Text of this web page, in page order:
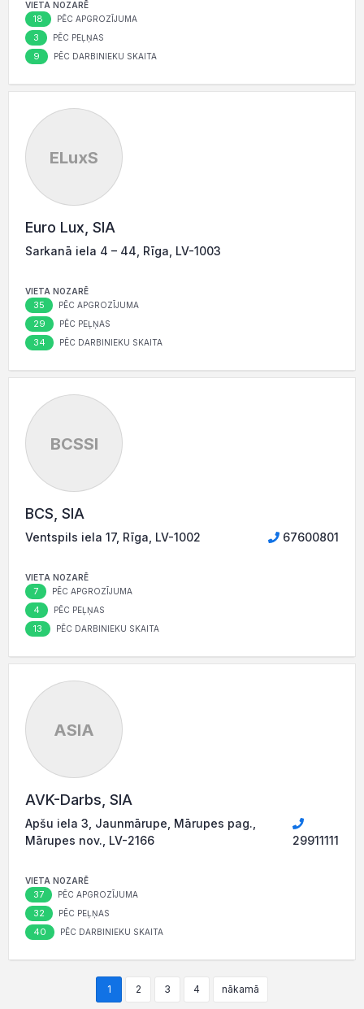
VIETA NOZARĒ
18 PĒC APGROZĪJUMA
3 PĒC PEĻŅAS
9 PĒC DARBINIEKU SKAITA
ELuxS
Euro Lux, SIA
Sarkanā iela 4 – 44, Rīga, LV-1003
VIETA NOZARĒ
35 PĒC APGROZĪJUMA
29 PĒC PEĻŅAS
34 PĒC DARBINIEKU SKAITA
BCSSI
BCS, SIA
Ventspils iela 17, Rīga, LV-1002 67600801
VIETA NOZARĒ
7 PĒC APGROZĪJUMA
4 PĒC PEĻŅAS
13 PĒC DARBINIEKU SKAITA
ASIA
AVK-Darbs, SIA
Apšu iela 3, Jaunmārupe, Mārupes pag.,
Mārupes nov., LV-2166
29911111
VIETA NOZARĒ
37 PĒC APGROZĪJUMA
32 PĒC PEĻŅAS
40 PĒC DARBINIEKU SKAITA
1 2 3 4 nākamā